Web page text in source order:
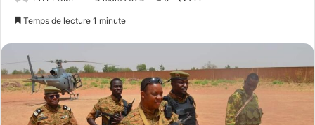
Temps de lecture 1 minute